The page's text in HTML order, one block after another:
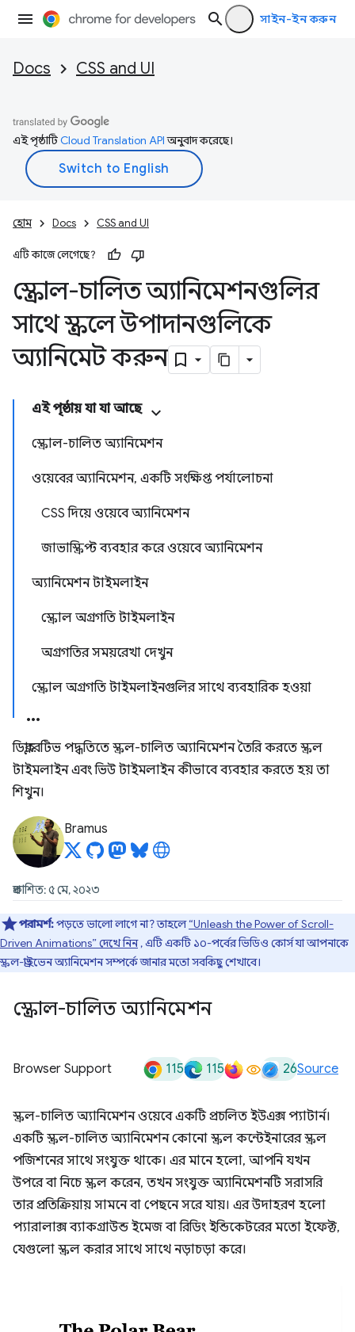
সাইন-ইন করুন
Docs CSS and UI
এই পৃষ্ঠাটিCloud Translation APIঅনুবাদ করেছে।
হোম Docs CSS and UI
এটি কাজে লেগেছে?
স্ক্রোল-চালিত অ্যানিমেশনগুলির
সাথে স্ক্রলে উপাদানগুলিকে
অ্যানিমেট করুন
এই পৃষ্ঠায় যা যা আছে
স্ক্রোল-চালিত অ্যানিমেশন
ওয়েবের অ্যানিমেশন, একটি সংক্ষিপ্ত পর্যালোচনা
CSS দিয়ে ওয়েবে অ্যানিমেশন
জাভাস্ক্রিপ্ট ব্যবহার করে ওয়েবে অ্যানিমেশন
অ্যানিমেশন টাইমলাইন
স্ক্রোল অগ্রগতি টাইমলাইন
অগ্রগতির সময়রেখা দেখুন
স্ক্রোল অগ্রগতি টাইমলাইনগুলির সাথে ব্যবহারিক হওয়া
ডিক্লারেটিভ পদ্ধতিতে স্ক্রল-চালিত অ্যানিমেশন তৈরি করতে স্ক্রল
টাইমলাইন এবং ভিউ টাইমলাইন কীভাবে ব্যবহার করতে হয় তা
শিখুন।
Bramus
প্রকাশিত: ৫ মে, ২০২৩
পরামর্শ:পড়তে ভালো লাগে না? তাহলে“Unleash the Power of Scroll-
Driven Animations” দেখে নিন, এটি একটি ১০-পর্বের ভিডিও কোর্স যা আপনাকে
স্ক্রল-ড্রাইভেন অ্যানিমেশন সম্পর্কে জানার মতো সবকিছু শেখাবে।
স্ক্রোল-চালিত অ্যানিমেশন
Browser Support 115 115 26Source
স্ক্রল-চালিত অ্যানিমেশন ওয়েবে একটি প্রচলিত ইউএক্স প্যাটার্ন।
একটি স্ক্রল-চালিত অ্যানিমেশন কোনো স্ক্রল কন্টেইনারের স্ক্রল
পজিশনের সাথে সংযুক্ত থাকে। এর মানে হলো, আপনি যখন
উপরে বা নিচে স্ক্রল করেন, তখন সংযুক্ত অ্যানিমেশনটি সরাসরি
তার প্রতিক্রিয়ায় সামনে বা পেছনে সরে যায়। এর উদাহরণ হলো
প্যারালাক্স ব্যাকগ্রাউন্ড ইমেজ বা রিডিং ইন্ডিকেটরের মতো ইফেক্ট,
যেগুলো স্ক্রল করার সাথে সাথে নড়াচড়া করে।